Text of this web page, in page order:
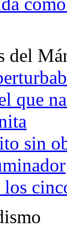
del
que
sin
los